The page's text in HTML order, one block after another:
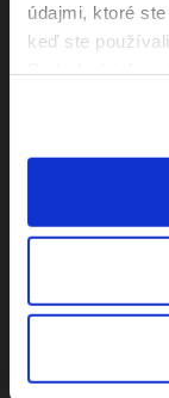
údajmi, ktoré
keď ste
Zápasy
Kluby
Vyhlásenie o
prístupnosti
Nastavenia
webu